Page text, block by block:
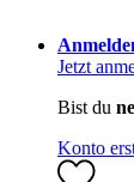
Jetzt
Bist du
Konto